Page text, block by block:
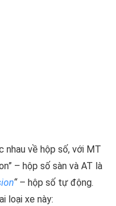
nhau về hộp số, với MT
– hộp số sàn và AT là
“ – hộp số tự động.
loại xe này: